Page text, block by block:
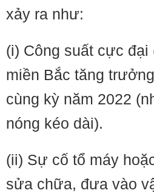
xảy ra như:
(i) Công suất cực đại
miền Bắc tăng
cùng kỳ năm 2022
nóng kéo dài).
(ii) Sự cố tổ máy
sửa chữa, đưa vào